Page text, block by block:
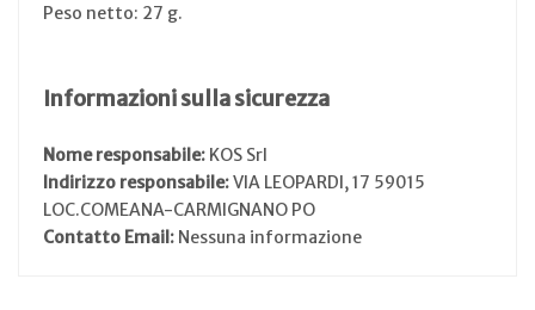
Peso netto: 27 g.
Informazioni sulla sicurezza
Nome responsabile: KOS Srl
Indirizzo responsabile:VIA LEOPARDI, 17 59015
LOC.COMEANA-CARMIGNANO PO
Contatto Email: Nessuna informazione